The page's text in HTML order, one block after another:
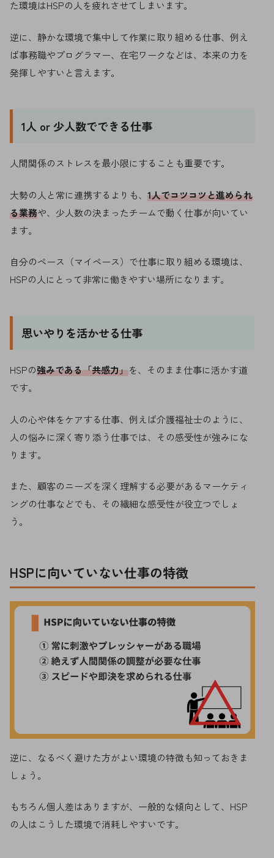
た環境はHSPの人を疲れさせてしまいます。
逆に、静かな環境で集中して作業に取り組める仕事、例え
ば事務職やプログラマー、在宅ワークなどは、本来の力を
発揮しやすいと言えます。
1人 or 少人数でできる仕事
人間関係のストレスを最小限にすることも重要です。
大勢の人と常に連携するよりも、 1人でコツコツと進められ
る業務や、少人数の決まったチームで動く仕事が向いてい
ます。
自分のペース（マイペース）で仕事に取り組める環境は、
HSPの人にとって非常に働きやすい場所になります。
思いやりを活かせる仕事
HSPの強みである「共感力」を、そのまま仕事に活かす道
です。
人の心や体をケアする仕事、例えば介護福祉士のように、
人の悩みに深く寄り添う仕事では、その感受性が強みにな
ります。
また、顧客のニーズを深く理解する必要があるマーケティ
ングの仕事などでも、その繊細な感受性が役立つでしょ
う。
HSPに向いていない仕事の特徴
逆に、なるべく避けた方がよい環境の特徴も知っておきま
しょう。
もちろん個人差はありますが、一般的な傾向として、HSP
の人はこうした環境で消耗しやすいです。